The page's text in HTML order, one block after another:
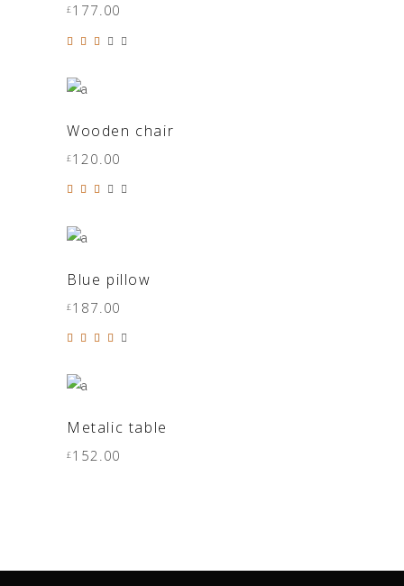
£177.00
5
IN DEN WARENKORB
Wooden chair
£120.00
5
IN DEN WARENKORB
Blue pillow
£187.00
5
IN DEN WARENKORB
Metalic table
£152.00